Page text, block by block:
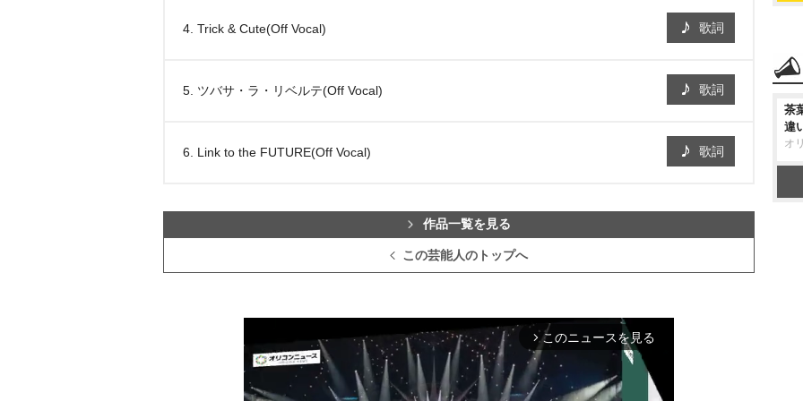
4. Trick & Cute(Off Vocal) 歌詞
5. ツバサ・ラ・リベルテ(Off Vocal) 歌詞
6. Link to the FUTURE(Off Vocal) 歌詞
作品一覧を見る
この芸能人のトップへ
arrow_forward_ios このニュースを見る
茶
違
オ